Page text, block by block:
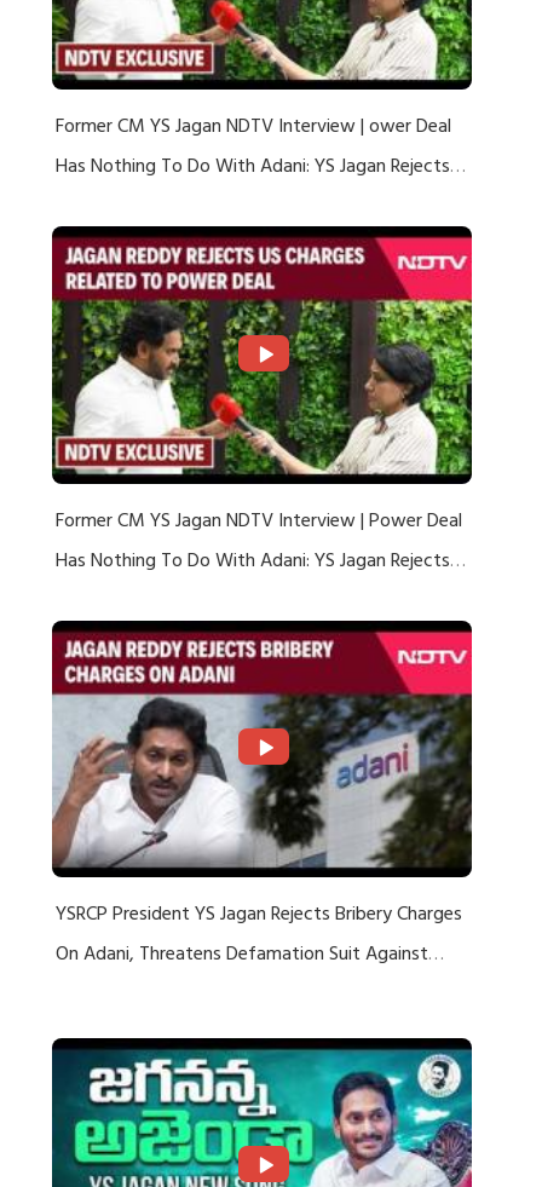
Former CM YS Jagan NDTV Interview | ower Deal
Has Nothing To Do With Adani: YS Jagan Rejects
Former CM YS Jagan NDTV Interview | Power Deal
Has Nothing To Do With Adani: YS Jagan Rejects
YSRCP President YS Jagan Rejects Bribery Charges
On Adani, Threatens Defamation Suit Against